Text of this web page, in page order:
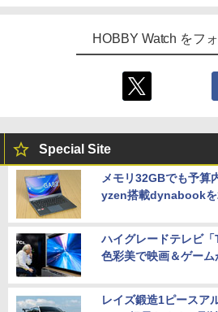
HOBBY Watch をフ
Special Site
メモリ32GBでも予算
yzen搭載dynabookを
ハイグレードテレビ
色彩美で映画＆ゲー
レイズ鍛造1ピースア